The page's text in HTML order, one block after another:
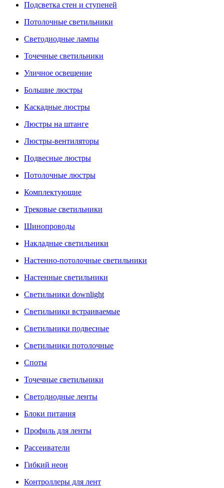
Подсветка стен и ступеней
Потолочные светильники
Светодиодные лампы
Точечные светильники
Уличное освещение
Большие люстры
Каскадные люстры
Люстры на штанге
Люстры-вентиляторы
Подвесные люстры
Потолочные люстры
Комплектующие
Трековые светильники
Шинопроводы
Накладные светильники
Настенно-потолочные светильники
Настенные светильники
Светильники downlight
Светильники встраиваемые
Светильники подвесные
Светильники потолочные
Споты
Точечные светильники
Светодиодные ленты
Блоки питания
Профиль для ленты
Рассеиватели
Гибкий неон
Контроллеры для лент